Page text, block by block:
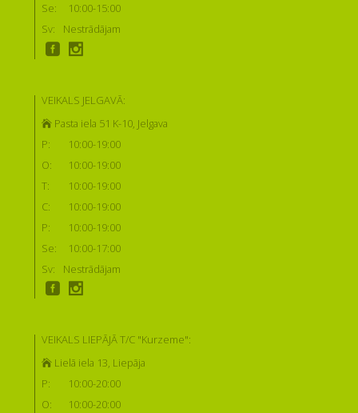
Se:
10:00-15:00
Sv:
Nestrādājam
VEIKALS JELGAVĀ:
Pasta iela 51 K-10, Jelgava
P:
10:00-19:00
O:
10:00-19:00
T:
10:00-19:00
C:
10:00-19:00
P:
10:00-19:00
Se:
10:00-17:00
Sv:
Nestrādājam
VEIKALS LIEPĀJĀ T/C "Kurzeme":
Lielā iela 13, Liepāja
P:
10:00-20:00
O:
10:00-20:00